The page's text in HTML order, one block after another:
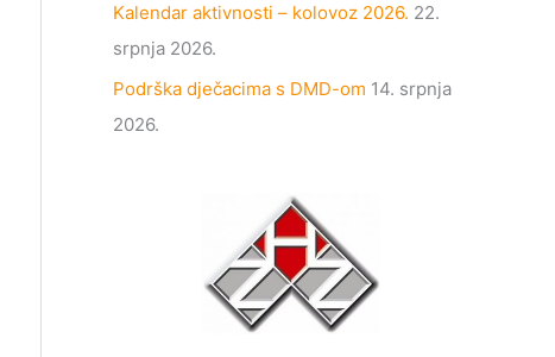
Kalendar aktivnosti – kolovoz 2026. 22.
srpnja 2026.
Podrška dječacima s DMD-om 14. srpnja
2026.